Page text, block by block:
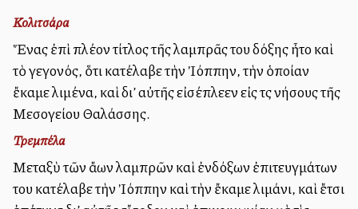
Κολιτσάρα
Ἕνας ἐπὶ πλέον τίτλος τῆς λαμπρᾶς του δόξης ἦτο καὶ
τὸ γεγονός, ὅτι κατέλαβε τὴν Ἰόππην, τὴν ὁποίαν
ἔκαμε λιμένα, καὶ δι’ αὐτῆς εἰσέπλεεν εἰς τὰς νήσους τῆς
Μεσογείου Θαλάσσης.
Τρεμπέλα
Μεταξὺ τῶν ἄλλων λαμπρῶν καὶ ἐνδόξων ἐπιτευγμάτων
του κατέλαβε τὴν Ἰόππην καὶ τὴν ἔκαμε λιμάνι, καὶ ἔτσι